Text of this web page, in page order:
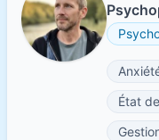
État